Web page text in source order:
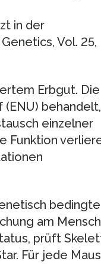
in der
Vol. 25,
Erbgut. Die
behandelt,
einzelner
Funktion
bedingte
am
prüft
Für jede Maus